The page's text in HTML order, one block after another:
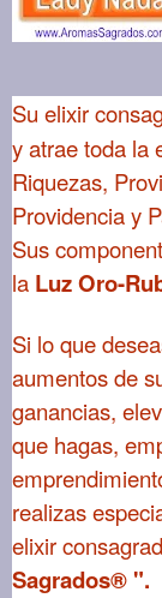
Su elixir
y atrae toda la
Riquezas,
Providencia y
Sus
la Luz Oro-
Si lo que
aumentos de
ganancias,
que hagas,
realizas
elixir
Sagrados® ".